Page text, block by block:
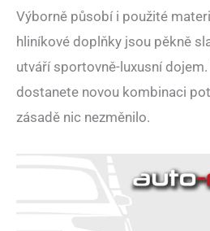
Výborně působí i použité
hliníkové doplňky jsou pěkně
utváří sportovně-luxusní
dostanete novou kombinaci
zásadě nic nezměnilo.